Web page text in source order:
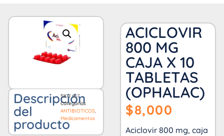
Descripción
del
producto
SKU667
Categorías
ANTIBIOTICOS,
Medicamentos
ACICLOVIR
800 MG
CAJA X 10
TABLETAS
(OPHALAC)
$8,000
Aciclovir 800 mg, caja